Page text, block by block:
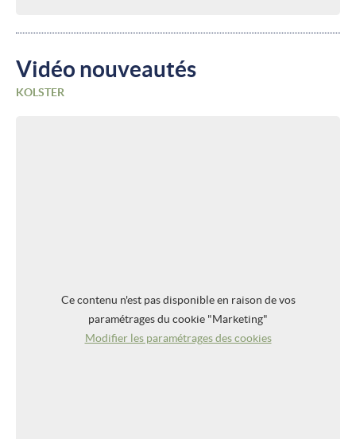
Vidéo nouveautés
KOLSTER
Ce contenu n'est pas disponible en raison de vos
paramétrages du cookie "Marketing"
Modifier les paramétrages des cookies